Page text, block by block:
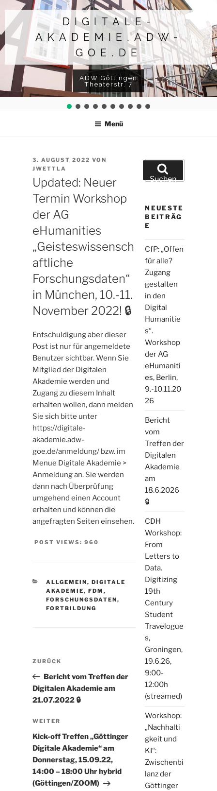
Inhalt
springen
DIGITALE-
AKADEMIE.ADW-
GOE.DE
ADW Göttingen
Theaterstr. 7
Menü
VERÖFFENTLICHT
AM
3. AUGUST 2022 VON
JWETTLA
Updated: Neuer
Termin Workshop
der AG
eHumanities
„Geisteswissensch
aftliche
Forschungsdaten“
in München, 10.-11.
November 2022! 🔒
Entschuldigung aber dieser
Post ist nur für angemeldete
Benutzer sichtbar. Wenn Sie
Mitglied der Digitalen
Akademie werden und
Zugang zu diesem Inhalt
erhalten wollen, dann melden
Sie sich bitte unter
https://digitale-
akademie.adw-
goe.de/anmeldung/ bzw. im
Menue Digitale Akademie >
Anmeldung an. Sie werden
dann nach Überprüfung
umgehend einen Account
erhalten und können die
angefragten Seiten einsehen.
POST VIEWS: 960
KATEGORIEN
ALLGEMEIN, DIGITALE
AKADEMIE, FDM ,
FORSCHUNGSDATEN,
FORTBILDUNG
Beitragsnavigation
Vorheriger
Beitrag
ZURÜCK
Bericht vom Treffen der
Digitalen Akademie am
21.07.2022 🔒
Nächster
Beitrag
WEITER
Kick-off Treffen „Göttinger
Digitale Akademie“ am
Donnerstag, 15.09.22,
14:00 – 18:00 Uhr hybrid
(Göttingen/ZOOM)
Suchen
nach:
Suchen
NEUESTE
BEITRÄG
E
CfP: „Offen
für alle?
Zugang
gestalten
in den
Digital
Humanitie
s“.
Workshop
der AG
eHumaniti
es, Berlin,
9.-10.11.20
26
Bericht
vom
Treffen der
Digitalen
Akademie
am
18.6.2026
🔒
CDH
Workshop:
From
Letters to
Data.
Digitizing
19th
Century
Student
Travelogue
s,
Groningen,
19.6.26,
9:00-
12:00h
(streamed)
Workshop:
„Nachhalti
gkeit und
KI“:
Zwischenbi
lanz der
Göttinger